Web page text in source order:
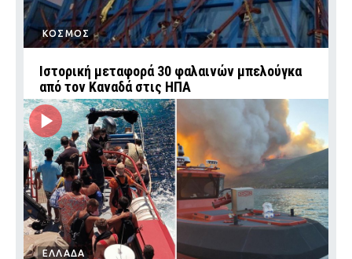
ΚΟΣΜΟΣ
Ιστορική μεταφορά 30 φαλαινών μπελούγκα
από τον Καναδά στις ΗΠΑ
ΕΛΛΑΔΑ